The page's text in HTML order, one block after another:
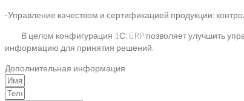
-Управление качеством и сертификацией продукции:
В целом конфигурация 1С: ERP позволяет улучшить
информацию для принятия решений.
Дополнительная информация